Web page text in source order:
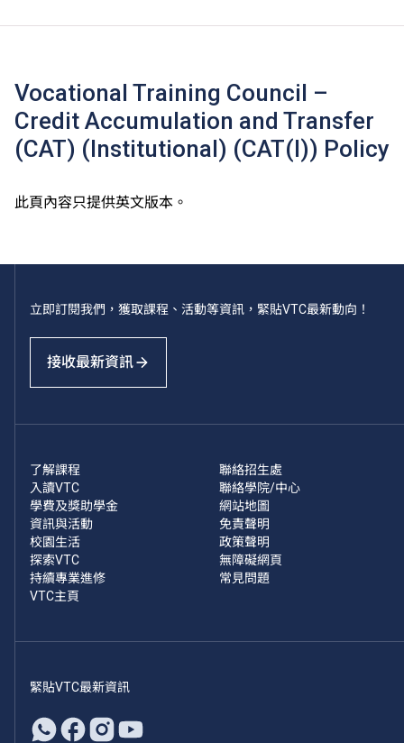
Vocational Training Council –
Credit Accumulation and Transfer
(CAT) (Institutional) (CAT(I)) Policy
此頁內容只提供英文版本。
立即訂閱我們，獲取課程、活動等資訊，緊貼VTC最新動向！
接收最新資訊
了解課程
入讀VTC
學費及獎助學金
資訊與活動
校園生活
探索VTC
持續專業進修
VTC主頁
聯絡招生處
聯絡學院/中心
網站地圖
免責聲明
政策聲明
無障礙網頁
常見問題
緊貼VTC最新資訊